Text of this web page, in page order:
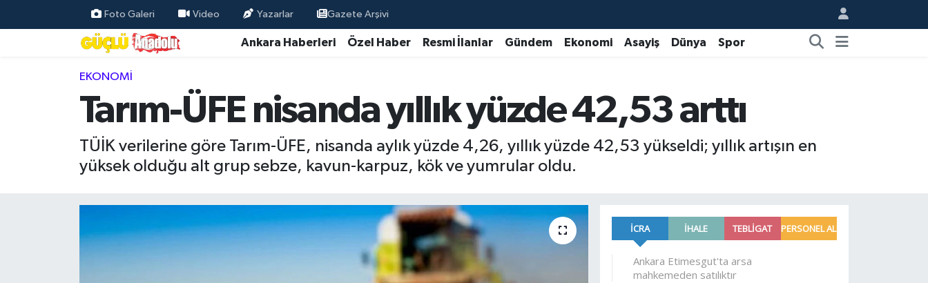
Foto Galeri Video Yazarlar Gazete Arşivi
Ankara Haberleri Özel Haber Resmi İlanlar Gündem Ekonomi Asayiş Dünya Spor
EKONOMI
Tarım-ÜFE nisanda yıllık yüzde 42,53 arttı
TÜİK verilerine göre Tarım-ÜFE, nisanda aylık yüzde 4,26, yıllık yüzde 42,53 yükseldi; yıllık artışın en
yüksek olduğu alt grup sebze, kavun-karpuz, kök ve yumrular oldu.
Özel Haber
Resmi İlanlar